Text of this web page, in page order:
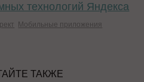
технологий Яндекса
Мобильные приложения
ТАКЖЕ